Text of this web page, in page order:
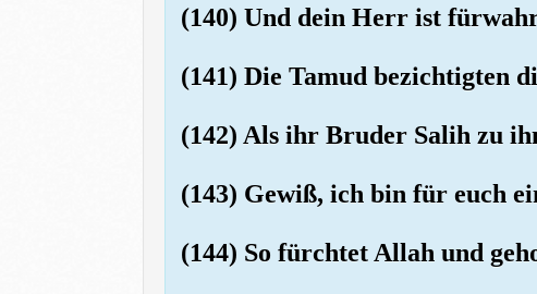
(140) Und dein Herr ist
(141) Die Tamud bezichtigten
(142) Als ihr Bruder Salih zu
(143) Gewiß, ich bin für euch
(144) So fürchtet Allah und